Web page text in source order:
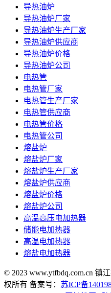
导热油炉
导热油炉厂家
导热油炉生产厂家
导热油炉供应商
导热油炉价格
导热油炉公司
电热管
电热管厂家
电热管生产厂家
电热管供应商
电热管价格
电热管公司
熔盐炉
熔盐炉厂家
熔盐炉生产厂家
熔盐炉供应商
熔盐炉价格
熔盐炉公司
高温高压电加热器
储能电加热器
高温电加热器
熔盐电加热器
© 2023 www.ytfbdq.com.cn 镇
权所有 备案号： 苏ICP备